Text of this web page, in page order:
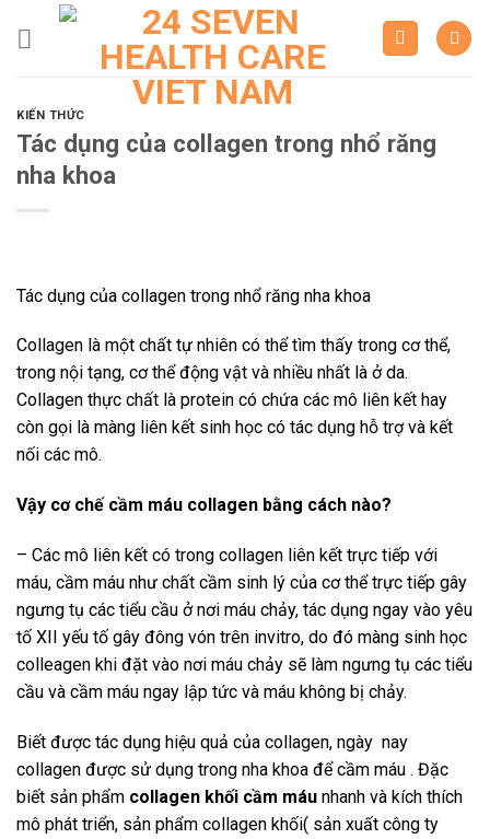
KIẾN THỨC
Tác dụng của collagen trong nhổ răng
nha khoa
Tác dụng của collagen trong nhổ răng nha khoa
Collagen là một chất tự nhiên có thể tìm thấy trong cơ thể,
trong nội tạng, cơ thể động vật và nhiều nhất là ở da.
Collagen thực chất là protein có chứa các mô liên kết hay
còn gọi là màng liên kết sinh học có tác dụng hỗ trợ và kết
nối các mô.
Vậy cơ chế cầm máu collagen bằng cách nào?
– Các mô liên kết có trong collagen liên kết trực tiếp với
máu, cầm máu như chất cầm sinh lý của cơ thể trực tiếp gây
ngưng tụ các tiểu cầu ở nơi máu chảy, tác dụng ngay vào yêu
tố XII yếu tố gây đông vón trên invitro, do đó màng sinh học
colleagen khi đặt vào nơi máu chảy sẽ làm ngưng tụ các tiểu
cầu và cầm máu ngay lập tức và máu không bị chảy.
Biết được tác dụng hiệu quả của collagen, ngày nay
collagen được sử dụng trong nha khoa để cầm máu . Đặc
biết sản phẩm collagen khối cầm máu nhanh và kích thích
mô phát triển, sản phẩm collagen khối( sản xuất công ty